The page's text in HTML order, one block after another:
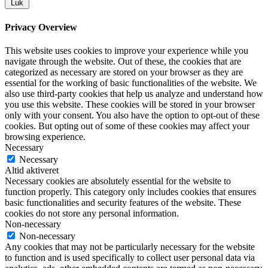
Luk
Privacy Overview
This website uses cookies to improve your experience while you
navigate through the website. Out of these, the cookies that are
categorized as necessary are stored on your browser as they are
essential for the working of basic functionalities of the website. We
also use third-party cookies that help us analyze and understand how
you use this website. These cookies will be stored in your browser
only with your consent. You also have the option to opt-out of these
cookies. But opting out of some of these cookies may affect your
browsing experience.
Necessary
Necessary
Altid aktiveret
Necessary cookies are absolutely essential for the website to
function properly. This category only includes cookies that ensures
basic functionalities and security features of the website. These
cookies do not store any personal information.
Non-necessary
Non-necessary
Any cookies that may not be particularly necessary for the website
to function and is used specifically to collect user personal data via